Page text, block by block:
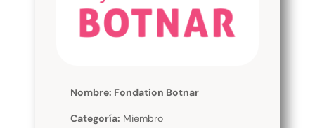
Nombre: Fondation Botnar
Categoría: Miembro